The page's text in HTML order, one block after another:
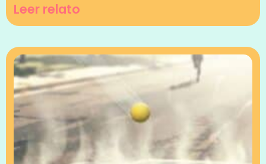
Leer relato